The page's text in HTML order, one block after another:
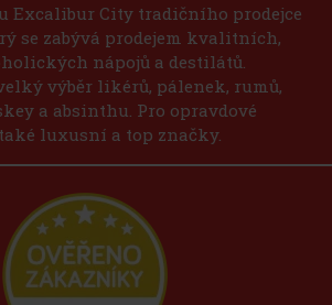
Excalibur City tradičního prodejce
se zabývá prodejem kvalitních,
nápojů a destilátů.
výběr likérů, pálenek, rumů,
a absinthu. Pro opravdové
luxusní a top značky.